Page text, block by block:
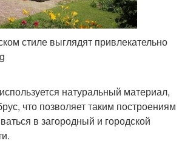
стиле выглядят привлекательно
натуральный материал,
что позволяет таким построениям
в загородный и городской